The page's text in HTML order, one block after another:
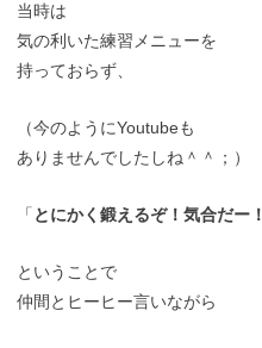
当時は
気の利いた練習メニューを
持っておらず、
（今のようにYoutubeも
ありませんでしたしね＾＾；）
「 とにかく鍛えるぞ！気合だー！
ということで
仲間とヒーヒー言いながら